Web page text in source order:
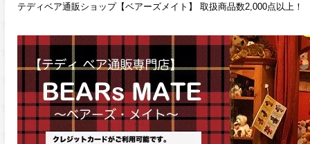
テディベア通販ショップ【ベアーズメイト】 取扱商品数2,000点以上！